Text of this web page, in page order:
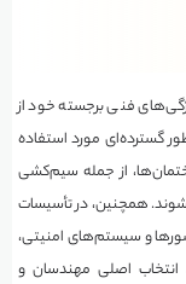
فنی برجسته خود از
گسترده‌ای مورد استفاده
از جمله سیم‌کشی
همچنین، در تأسیسات
و سیستم‌های امنیتی،
انتخاب اصلی مهندسان و